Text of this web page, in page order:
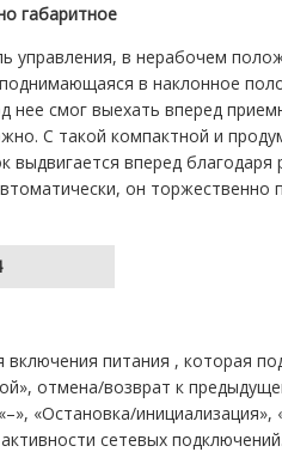
габаритное
управления, в нерабочем
в наклонное
нее смог выехать вперед
С такой компактной и
выдвигается вперед
он торжественно
питания , которая
отмена/возврат к
«Остановка/инициализация»,
сетевых